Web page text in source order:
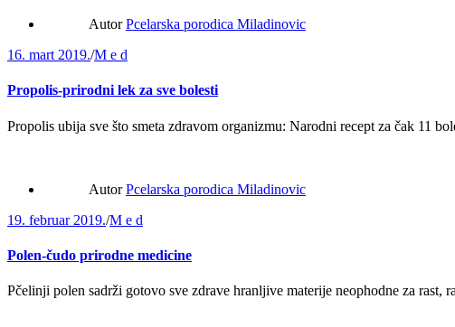
AutorPcelarska porodica Miladinovic
16. mart 2019./M e d
Propolis-prirodni lek za sve bolesti
Propolis ubija sve što smeta zdravom organizmu: Narodni recept za čak 11
AutorPcelarska porodica Miladinovic
19. februar 2019./M e d
Polen-čudo prirodne medicine
Pčelinji polen sadrži gotovo sve zdrave hranljive materije neophodne za